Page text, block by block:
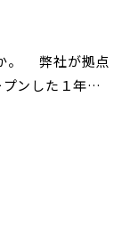
。 弊社が拠点
ンした１年後